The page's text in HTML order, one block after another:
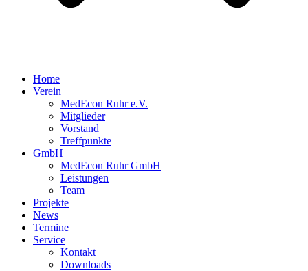
Home
Verein
MedEcon Ruhr e.V.
Mitglieder
Vorstand
Treffpunkte
GmbH
MedEcon Ruhr GmbH
Leistungen
Team
Projekte
News
Termine
Service
Kontakt
Downloads